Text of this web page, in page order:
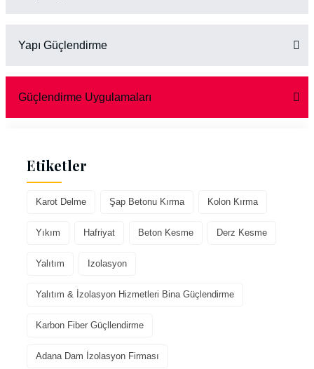
Yapı Güçlendirme
Güçlendirme Uygulamaları
Etiketler
Karot Delme Şap Betonu Kırma Kolon Kırma
Yıkım Hafriyat Beton Kesme Derz Kesme
Yalıtım Izolasyon
Yalıtım & İzolasyon Hizmetleri Bina Güçlendirme
Karbon Fiber Güçllendirme
Adana Dam İzolasyon Firması